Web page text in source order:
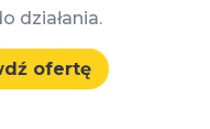
działania.
ofertę